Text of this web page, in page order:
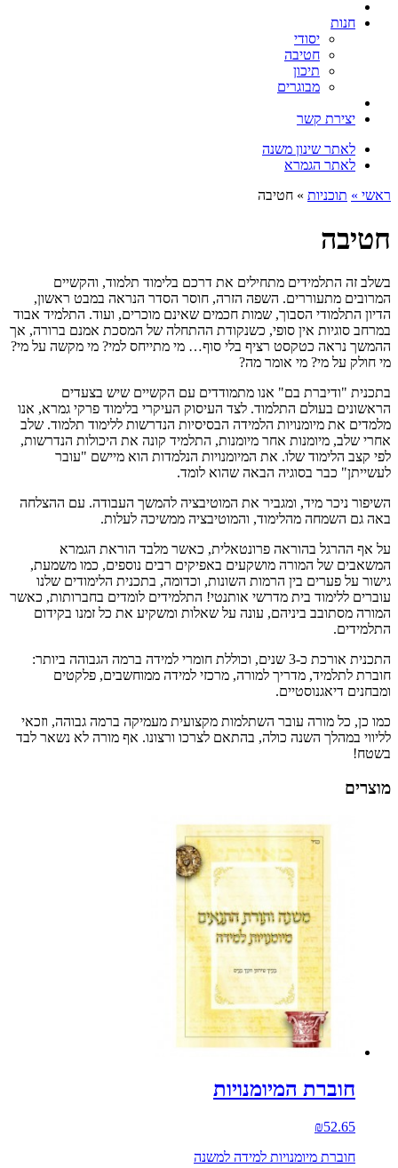
חנות
יסודי
חטיבה
תיכון
מבוגרים
יצירת קשר
לאתר שינון משנה
לאתר הגמרא
ראשי » תוכניות » חטיבה
חטיבה
בשלב זה התלמידים מתחילים את דרכם בלימוד תלמוד, והקשיים
המרובים מתעוררים. השפה הזרה, חוסר הסדר הנראה במבט ראשון,
הדיון התלמודי הסבוך, שמות חכמים שאינם מוכרים, ועוד. התלמיד אבוד
במרחב סוגיות אין סופי, כשנקודת ההתחלה של המסכת אמנם ברורה, אך
ההמשך נראה כטקסט רציף בלי סוף… מי מתייחס למי? מי מקשה על מי?
מי חולק על מי? מי אומר מה?
בתכנית "ודיברת בם" אנו מתמודדים עם הקשיים שיש בצעדים
הראשונים בעולם התלמוד. לצד העיסוק העיקרי בלימוד פרקי גמרא, אנו
מלמדים את מיומנויות הלמידה הבסיסיות הנדרשות ללימוד תלמוד. שלב
אחרי שלב, מיומנות אחר מיומנות, התלמיד קונה את היכולות הנדרשות,
לפי קצב הלימוד שלו. את המיומנויות הנלמדות הוא מיישם "עובר
לעשייתן" כבר בסוגיה הבאה שהוא לומד.
השיפור ניכר מיד, ומגביר את המוטיבציה להמשך העבודה. עם ההצלחה
באה גם השמחה מהלימוד, והמוטיבציה ממשיכה לעלות.
על אף ההרגל בהוראה פרונטאלית, כאשר מלבד הוראת הגמרא
המשאבים של המורה מושקעים באפיקים רבים נוספים, כמו משמעת,
גישור על פערים בין הרמות השונות, וכדומה, בתכנית הלימודים שלנו
עוברים ללימוד בית מדרשי אותנטי! התלמידים לומדים בחברותות, כאשר
המורה מסתובב ביניהם, עונה על שאלות ומשקיע את כל זמנו בקידום
התלמידים.
התכנית אורכת כ-3 שנים, וכוללת חומרי למידה ברמה הגבוהה ביותר:
חוברת לתלמיד, מדריך למורה, מרכזי למידה ממוחשבים, פלקטים
ומבחנים דיאגנוסטיים.
כמו כן, כל מורה עובר השתלמות מקצועית מעמיקה ברמה גבוהה, וזכאי
לליווי במהלך השנה כולה, בהתאם לצרכו ורצונו. אף מורה לא נשאר לבד
בשטח!
מוצרים
חוברת המיומנויות
₪52.65
חוברת מיומנויות למידה למשנה